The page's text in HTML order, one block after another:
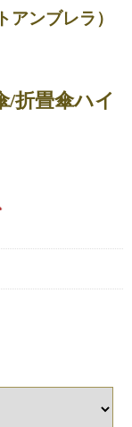
ンブレラ）
/折畳傘ハイ